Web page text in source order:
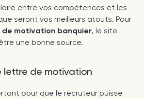
entre vos compétences et les
seront vos meilleurs atouts. Pour
de motivation banquier, le site
une bonne source.
lettre de motivation
pour que le recruteur puisse